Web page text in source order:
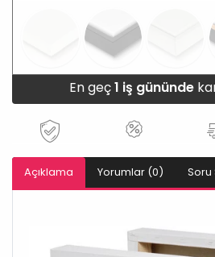
En geç1 iş gününde
Açıklama Yorumlar (0) Soru